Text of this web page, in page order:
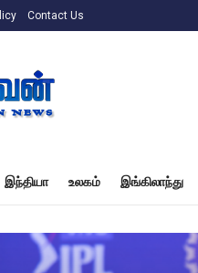
Contact Us
இந்தியா உலகம் இங்கிலாந்து